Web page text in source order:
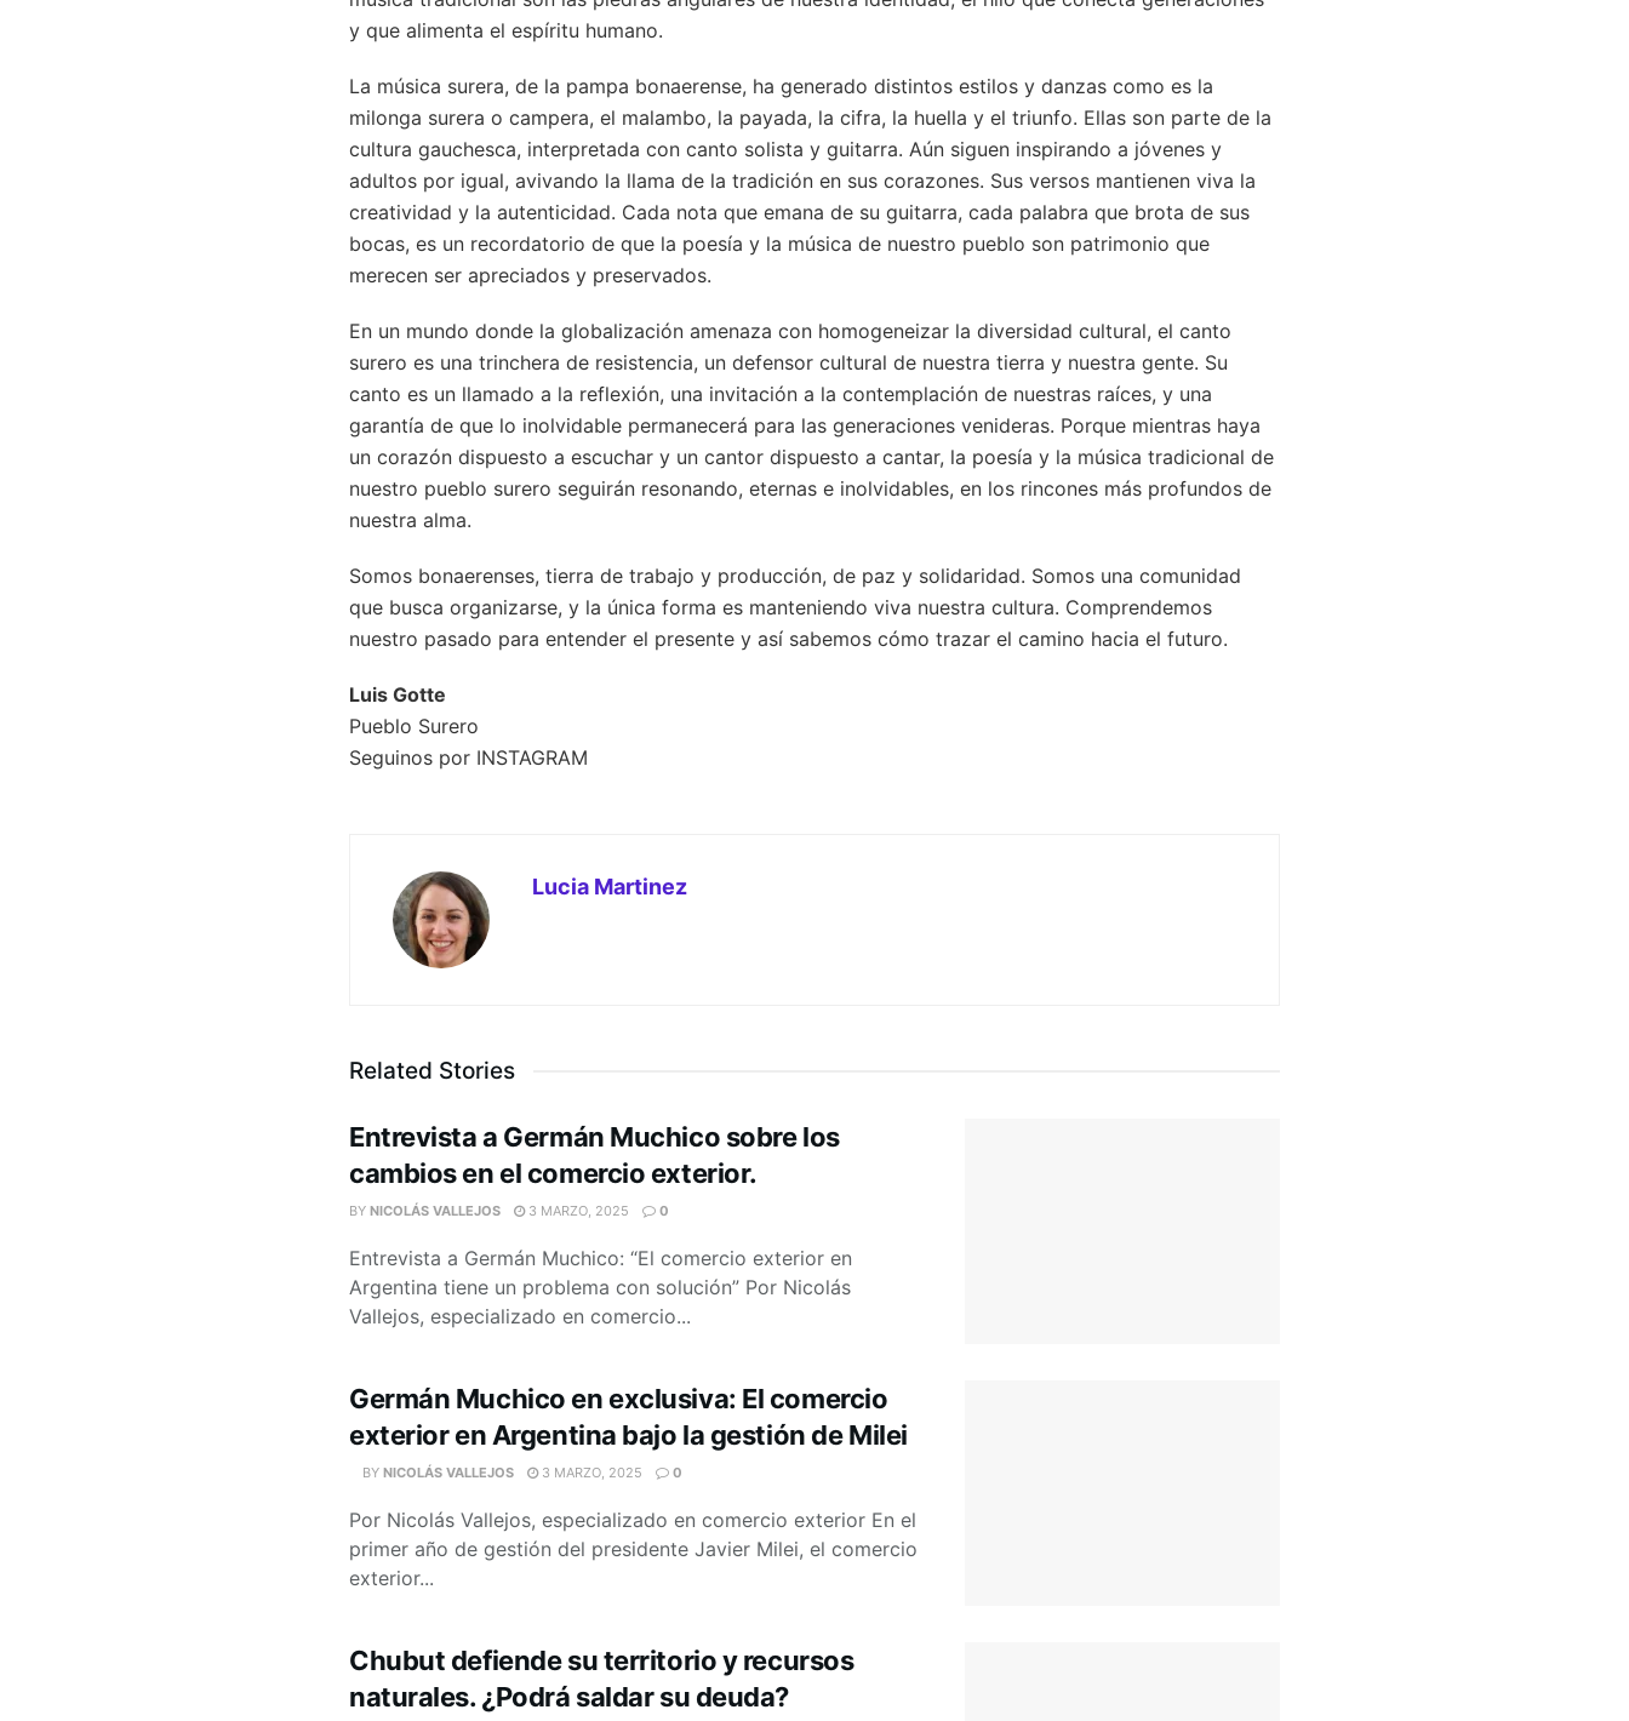
y que alimenta el espíritu humano.
La música surera, de la pampa bonaerense, ha generado distintos estilos y danzas como es la
milonga surera o campera, el malambo, la payada, la cifra, la huella y el triunfo. Ellas son parte de la
cultura gauchesca, interpretada con canto solista y guitarra. Aún siguen inspirando a jóvenes y
adultos por igual, avivando la llama de la tradición en sus corazones. Sus versos mantienen viva la
creatividad y la autenticidad. Cada nota que emana de su guitarra, cada palabra que brota de sus
bocas, es un recordatorio de que la poesía y la música de nuestro pueblo son patrimonio que
merecen ser apreciados y preservados.
En un mundo donde la globalización amenaza con homogeneizar la diversidad cultural, el canto
surero es una trinchera de resistencia, un defensor cultural de nuestra tierra y nuestra gente. Su
canto es un llamado a la reflexión, una invitación a la contemplación de nuestras raíces, y una
garantía de que lo inolvidable permanecerá para las generaciones venideras. Porque mientras haya
un corazón dispuesto a escuchar y un cantor dispuesto a cantar, la poesía y la música tradicional de
nuestro pueblo surero seguirán resonando, eternas e inolvidables, en los rincones más profundos de
nuestra alma.
Somos bonaerenses, tierra de trabajo y producción, de paz y solidaridad. Somos una comunidad
que busca organizarse, y la única forma es manteniendo viva nuestra cultura. Comprendemos
nuestro pasado para entender el presente y así sabemos cómo trazar el camino hacia el futuro.
Luis Gotte
Pueblo Surero
Seguinos por INSTAGRAM
Lucia Martinez
Related Stories
Entrevista a Germán Muchico sobre los
cambios en el comercio exterior.
BY NICOLÁS VALLEJOS 3 MARZO, 2025 0
Entrevista a Germán Muchico: “El comercio exterior en
Argentina tiene un problema con solución” Por Nicolás
Vallejos, especializado en comercio...
Germán Muchico en exclusiva: El comercio
exterior en Argentina bajo la gestión de Milei
BY NICOLÁS VALLEJOS 3 MARZO, 2025 0
Por Nicolás Vallejos, especializado en comercio exterior En el
primer año de gestión del presidente Javier Milei, el comercio
exterior...
Chubut defiende su territorio y recursos
naturales. ¿Podrá saldar su deuda?